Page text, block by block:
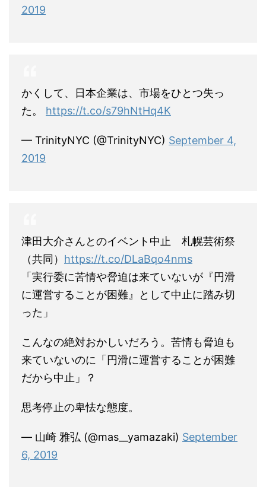
2019
かくして、日本企業は、市場をひとつ失っ
た。 https://t.co/s79hNtHq4K
— TrinityNYC (@TrinityNYC) September 4,
2019
津田大介さんとのイベント中止 札幌芸術祭
（共同） https://t.co/DLaBqo4nms
「実行委に苦情や脅迫は来ていないが『円滑
に運営することが困難』として中止に踏み切
った」
こんなの絶対おかしいだろう。苦情も脅迫も
来ていないのに「円滑に運営することが困難
だから中止」？
思考停止の卑怯な態度。
— 山崎 雅弘 (@mas__yamazaki) September
6, 2019